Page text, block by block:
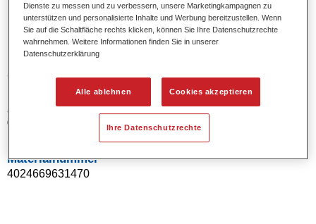
Produktmerkmale
Produktvariante
Artikelnummer
02079328
Materialnummer
4024669631470
Dienste zu messen und zu verbessern, unsere Marketingkampagnen zu
unterstützen und personalisierte Inhalte und Werbung bereitzustellen. Wenn
Sie auf die Schaltfläche rechts klicken, können Sie Ihre Datenschutzrechte
wahrnehmen. Weitere Informationen finden Sie in unserer
Datenschutzerklärung
Alle ablehnen Cookies akzeptieren
Ihre Datenschutzrechte